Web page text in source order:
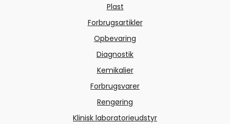
Plast
Forbrugsartikler
Opbevaring
Diagnostik
Kemikalier
Forbrugsvarer
Rengøring
Klinisk laboratorieudstyr